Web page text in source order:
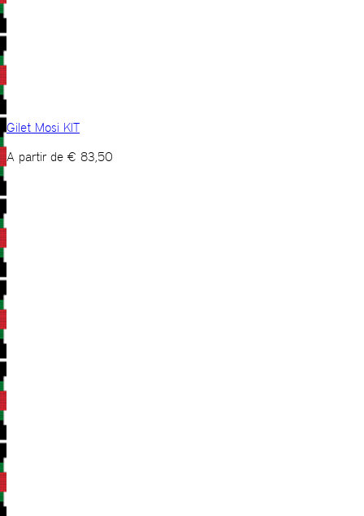
Gilet Mosi KIT
A partir de € 83,50